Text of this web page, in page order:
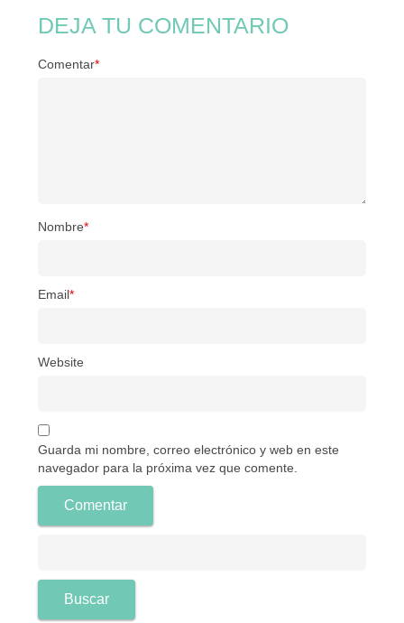
DEJA TU COMENTARIO
Comentar*
Nombre*
Email*
Website
Guarda mi nombre, correo electrónico y web en este
navegador para la próxima vez que comente.